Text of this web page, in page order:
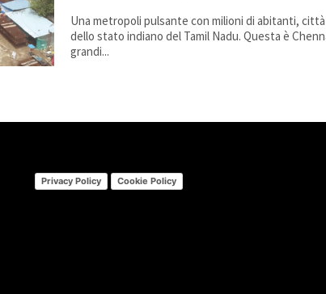
Una metropoli pulsante con milioni di abitanti,
dello stato indiano del Tamil Nadu. Questa è
grandi...
Privacy Policy Cookie Policy